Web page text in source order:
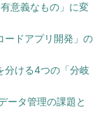
意義なもの」に変
ードアプリ開発」の
分ける4つの「分岐
ータ管理の課題と